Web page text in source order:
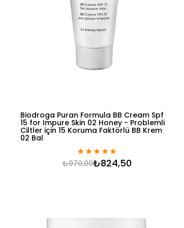
Biodroga Puran Formula BB Cream Spf
15 for Impure Skin 02 Honey - Problemli
Ciltler için 15 Koruma Faktörlü BB Krem
02 Bal
★★★★★
₺824,50
₺970,00